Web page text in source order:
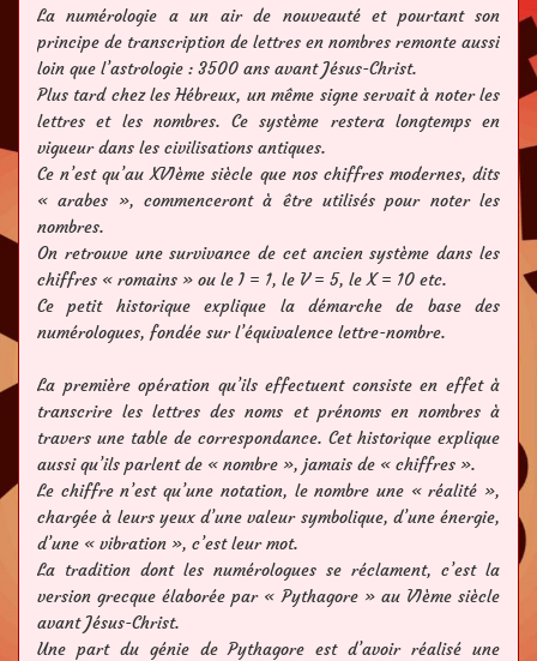
La numérologie a un air de nouveauté et pourtant son
principe de transcription de lettres en nombres remonte aussi
loin que l’astrologie : 3500 ans avant Jésus-Christ.
Plus tard chez les Hébreux, un même signe servait à noter les
lettres et les nombres. Ce système restera longtemps en
vigueur dans les civilisations antiques.
Ce n’est qu’au XVIème siècle que nos chiffres modernes, dits
« arabes », commenceront à être utilisés pour noter les
nombres.
On retrouve une survivance de cet ancien système dans les
chiffres « romains » ou le I = 1, le V = 5, le X = 10 etc.
Ce petit historique explique la démarche de base des
numérologues, fondée sur l’équivalence lettre-nombre.
La première opération qu’ils effectuent consiste en effet à
transcrire les lettres des noms et prénoms en nombres à
travers une table de correspondance. Cet historique explique
aussi qu’ils parlent de « nombre », jamais de « chiffres ».
Le chiffre n’est qu’une notation, le nombre une « réalité »,
chargée à leurs yeux d’une valeur symbolique, d’une énergie,
d’une « vibration », c’est leur mot.
La tradition dont les numérologues se réclament, c’est la
version grecque élaborée par « Pythagore » au VIème siècle
avant Jésus-Christ.
Une part du génie de Pythagore est d’avoir réalisé une